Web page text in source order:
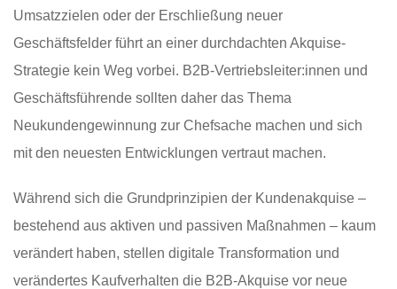
Umsatzzielen oder der Erschließung neuer
Geschäftsfelder führt an einer durchdachten Akquise-
Strategie kein Weg vorbei. B2B-Vertriebsleiter:innen und
Geschäftsführende sollten daher das Thema
Neukundengewinnung zur Chefsache machen und sich
mit den neuesten Entwicklungen vertraut machen.
Während sich die Grundprinzipien der Kundenakquise –
bestehend aus aktiven und passiven Maßnahmen – kaum
verändert haben, stellen digitale Transformation und
verändertes Kaufverhalten die B2B-Akquise vor neue